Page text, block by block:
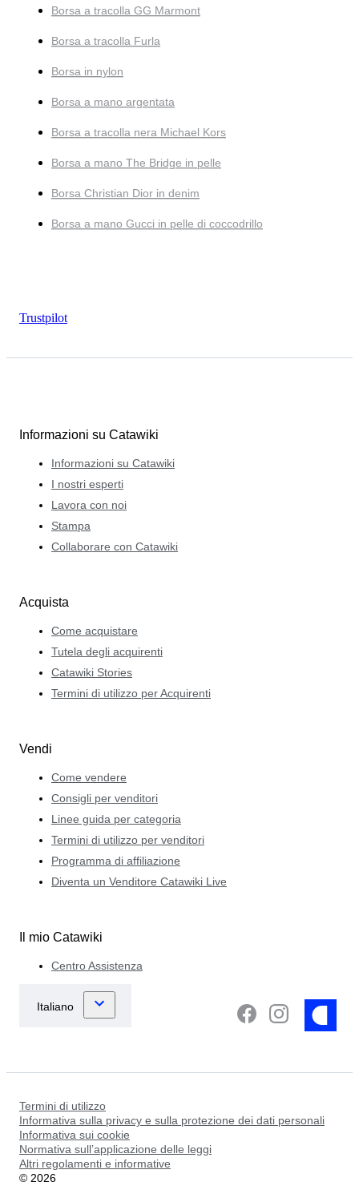
Borsa a tracolla GG Marmont
Borsa a tracolla Furla
Borsa in nylon
Borsa a mano argentata
Borsa a tracolla nera Michael Kors
Borsa a mano The Bridge in pelle
Borsa Christian Dior in denim
Borsa a mano Gucci in pelle di coccodrillo
Trustpilot
Informazioni su Catawiki
Informazioni su Catawiki
I nostri esperti
Lavora con noi
Stampa
Collaborare con Catawiki
Acquista
Come acquistare
Tutela degli acquirenti
Catawiki Stories
Termini di utilizzo per Acquirenti
Vendi
Come vendere
Consigli per venditori
Linee guida per categoria
Termini di utilizzo per venditori
Programma di affiliazione
Diventa un Venditore Catawiki Live
Il mio Catawiki
Centro Assistenza
Termini di utilizzo
Informativa sulla privacy e sulla protezione dei dati personali
Informativa sui cookie
Normativa sull’applicazione delle leggi
Altri regolamenti e informative
© 2026